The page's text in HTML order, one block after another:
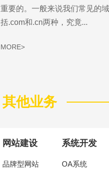
重要的。一般来说我们常见的
括.com和.cn两种，究竟...
MORE>
其他业务
网站建设
品牌型网站
系统开发
OA系统
专注东莞网站设计制作，为中